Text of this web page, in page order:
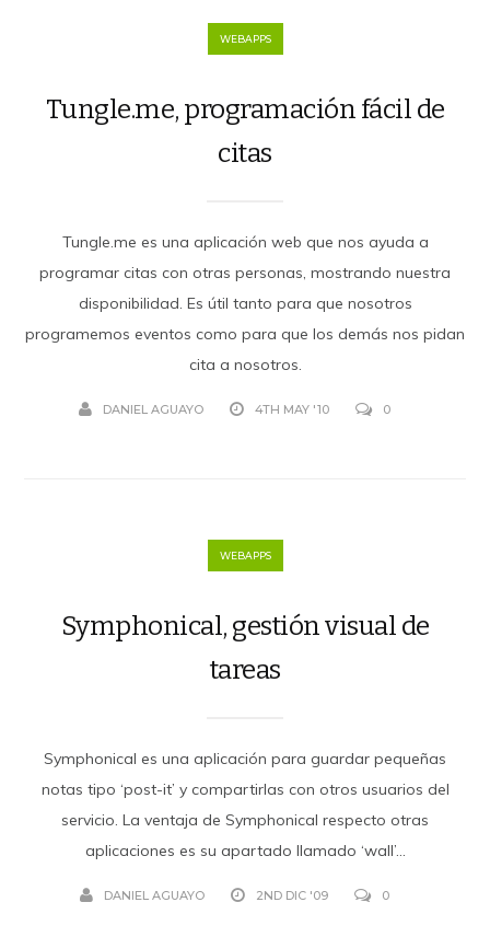
WEBAPPS
Tungle.me, programación fácil de
citas
Tungle.me es una aplicación web que nos ayuda a
programar citas con otras personas, mostrando nuestra
disponibilidad. Es útil tanto para que nosotros
programemos eventos como para que los demás nos pidan
cita a nosotros.
DANIEL AGUAYO 4TH MAY '10 0
WEBAPPS
Symphonical, gestión visual de
tareas
Symphonical es una aplicación para guardar pequeñas
notas tipo ‘post-it’ y compartirlas con otros usuarios del
servicio. La ventaja de Symphonical respecto otras
aplicaciones es su apartado llamado ‘wall’...
DANIEL AGUAYO 2ND DIC '09 0